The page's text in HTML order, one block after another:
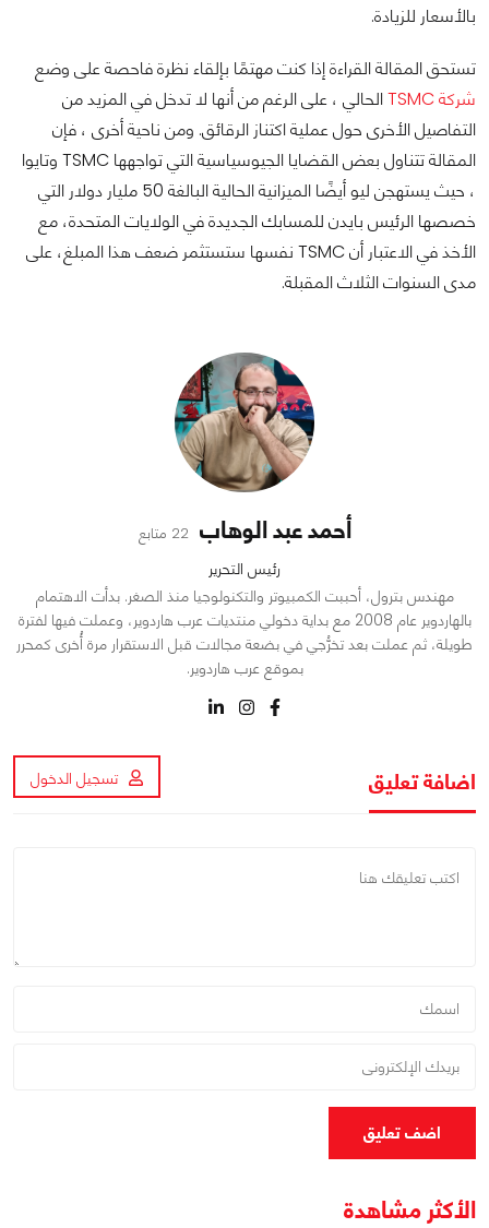
بالأسعار للزيادة.
تستحق المقالة القراءة إذا كنت مهتمًا بإلقاء نظرة فاحصة على وضع
شركة TSMC
الحالي ، على الرغم من أنها لا تدخل في المزيد من
التفاصيل الأخرى حول عملية اكتناز الرقائق. ومن ناحية أخرى ، فإن
المقالة تتناول بعض القضايا الجيوسياسية التي تواجهها TSMC وتايوا
، حيث يستهجن ليو أيضًا الميزانية الحالية البالغة 50 مليار دولار التي
خصصها الرئيس بايدن للمسابك الجديدة في الولايات المتحدة، مع
الأخذ في الاعتبار أن TSMC نفسها ستستثمر ضعف هذا المبلغ، على
مدى السنوات الثلاث المقبلة.
أحمد عبد الوهاب 22 متابع
رئيس التحرير
مهندس بترول، أحببت الكمبيوتر والتكنولوجيا منذ الصغر. بدأت الاهتمام
بالهاردوير عام 2008 مع بداية دخولي منتديات عرب هاردوير، وعملت فيها لفترة
طويلة، ثم عملت بعد تخرُّجي في بضعة مجالات قبل الاستقرار مرة أُخرى كمحرر
بموقع عرب هاردوير.
اضافة تعليق تسجيل الدخول
اضف تعليق
الأكثر مشاهدة